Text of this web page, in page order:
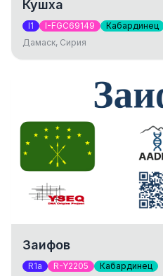
Кушха
I1 I-FGC69149 Кабардинец
Дамаск, Сирия
Заифов
R1a R-Y2205 Кабардинец